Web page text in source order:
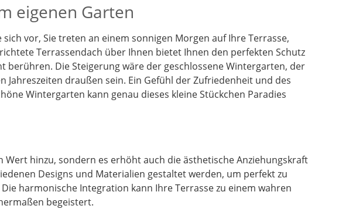
eigenen Garten
vor, Sie treten an einem sonnigen Morgen auf Ihre Terrasse,
Terrassendach über Ihnen bietet Ihnen den perfekten Schutz
berühren. Die Steigerung wäre der geschlossene Wintergarten, der
draußen sein. Ein Gefühl der Zufriedenheit und des
Wintergarten kann genau dieses kleine Stückchen Paradies
hinzu, sondern es erhöht auch die ästhetische Anziehungskraft
Designs und Materialien gestaltet werden, um perfekt zu
harmonische Integration kann Ihre Terrasse zu einem wahren
begeistert.